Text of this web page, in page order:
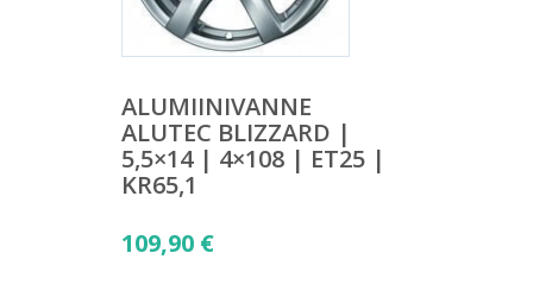
ALUMIINIVANNE
ALUTEC BLIZZARD |
5,5×14 | 4×108 | ET25 |
KR65,1
109,90 €